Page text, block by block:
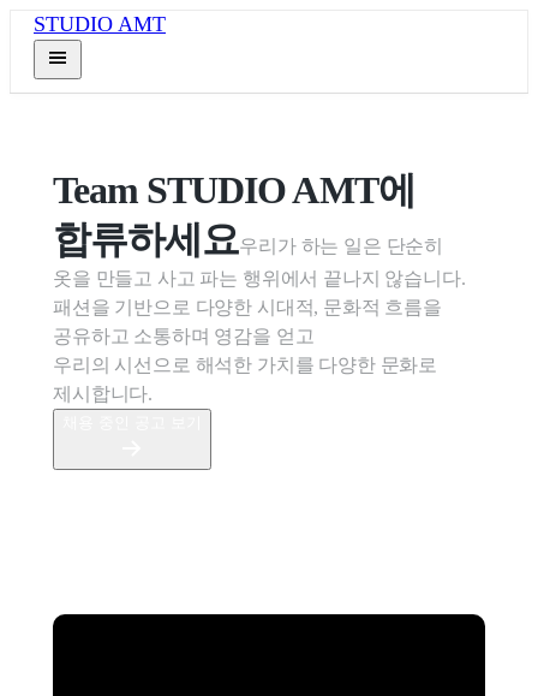
STUDIO AMT
Team STUDIO AMT에
합류하세요우리가 하는 일은 단순히
옷을 만들고 사고 파는 행위에서 끝나지 않습니다.
패션을 기반으로 다양한 시대적, 문화적 흐름을
공유하고 소통하며 영감을 얻고
우리의 시선으로 해석한 가치를 다양한 문화로
제시합니다.